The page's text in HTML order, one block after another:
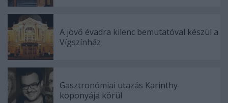
A jövő évadra kilenc bemutatóval készül a
Vígszínház
Gasztronómiai utazás Karinthy
koponyája körül